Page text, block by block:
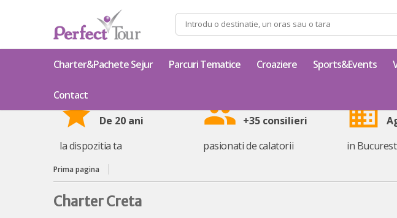
Caută
după:
Charter&Pachete Sejur Parcuri Tematice Croaziere Sports&Events
Contact
star De 20 ani
la dispozitia ta
group +35 consilieri
pasionati de calatorii
business
in
Prima pagina
Charter Creta